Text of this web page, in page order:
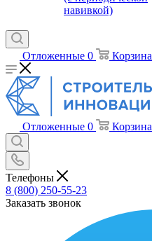
навивкой)
Отложенные 0 Корзина
Отложенные 0 Корзина
Телефоны
8 (800) 250-55-23
Заказать звонок